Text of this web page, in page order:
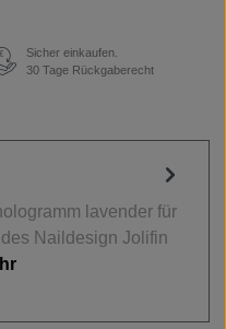
€
Sicher einkaufen.
30 Tage Rückgaberecht
lavender für
Naildesign Jolifin